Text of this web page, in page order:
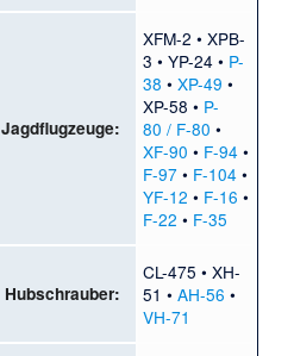
Jagdflugzeuge:
XFM-2 • XPB-
3 • YP-24• P-
38 • XP-49 •
XP-58 • P-
80 / F-80 •
XF-90 • F-94•
F-97• F-104•
YF-12 • F-16 •
F-22 • F-35
Hubschrauber:
CL-475 • XH-
51 • AH-56 •
VH-71